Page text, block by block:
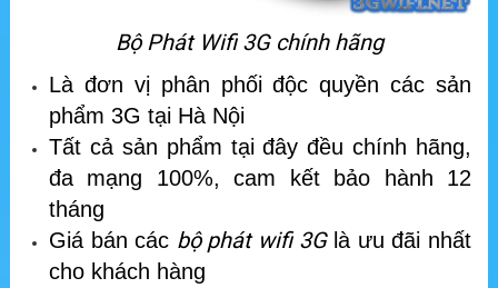
Bộ Phát Wifi 3G chính hãng
Là đơn vị phân phối độc quyền các sản
phẩm 3G tại Hà Nội
Tất cả sản phẩm tại đây đều chính hãng,
đa mạng 100%, cam kết bảo hành 12
tháng
Giá bán các bộ phát wifi 3Glà ưu đãi nhất
cho khách hàng